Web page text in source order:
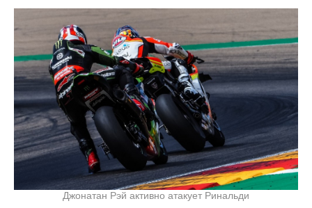
Джонатан Рэй активно атакует Ринальди